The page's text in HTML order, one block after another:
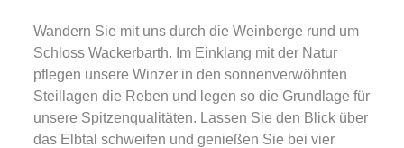
Wandern Sie mit uns durch die Weinberge rund um
Schloss Wackerbarth. Im Einklang mit der Natur
pflegen unsere Winzer in den sonnenverwöhnten
Steillagen die Reben und legen so die Grundlage für
unsere Spitzenqualitäten. Lassen Sie den Blick über
das Elbtal schweifen und genießen Sie bei vier